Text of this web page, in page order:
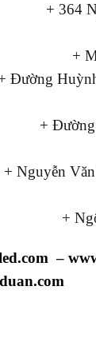
+ 364
+
Đường
+
+ Nguyễn
+
–